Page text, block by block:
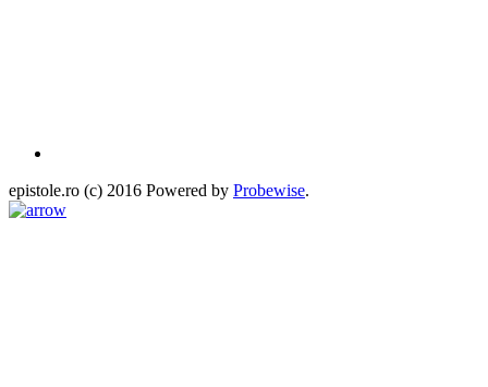
epistole.ro (c) 2016 Powered by Probewise.